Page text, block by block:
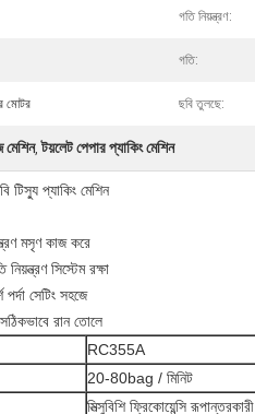
গতি নিয়ন্ত্রণ:
গতি:
মোটর ছবি তুলছে:
, টয়লেট পেপার প্যাকিং মেশিন
টিস্যু প্যাকিং মেশিন
মসৃণ কাজ করে
নিয়ন্ত্রণ সিস্টেম রক্ষা
সেটিং সহজে
সঠিকভাবে রান তোলে
RC355A
20-80bag / মিনিট
মিত্সুবিশি ফ্রিকোয়েন্সি রূপান্তরকারী